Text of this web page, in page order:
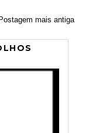
Postagem mais antiga